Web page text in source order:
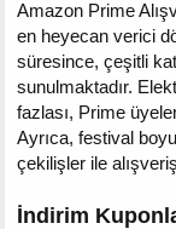
Amazon Prime
en heyecan verici
süresince, çeşitli
sunulmaktadır.
fazlası, Prime
Ayrıca, festival
çekilişler ile
İndirim